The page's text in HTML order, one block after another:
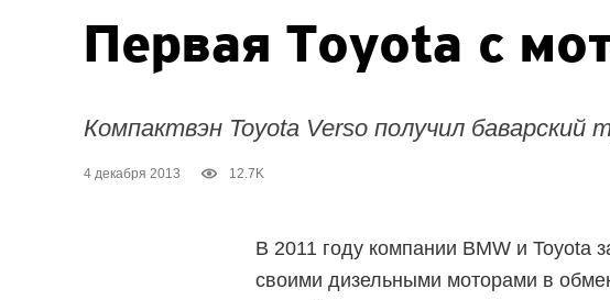
Первая Toyota с
Компактвэн Toyota Verso получил баварский
4 декабря 2013 12.7K
В 2011 году компании BMW и Toyota
своими дизельными моторами в